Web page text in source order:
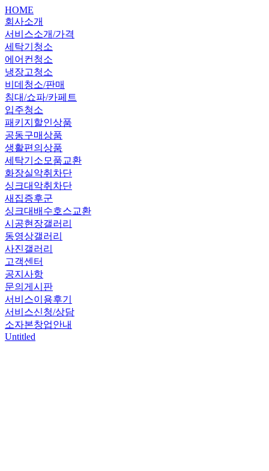
HOME
회사소개
서비스소개/가격
세탁기청소
에어컨청소
냉장고청소
비데청소/판매
침대/쇼파/카페트
입주청소
패키지할인상품
공동구매상품
생활편의상품
세탁기소모품교환
화장실악취차단
싱크대악취차단
새집증후군
싱크대배수호스교환
시공현장갤러리
동영상갤러리
사진갤러리
고객센터
공지사항
문의게시판
서비스이용후기
서비스신청/상담
소자본창업안내
Untitled